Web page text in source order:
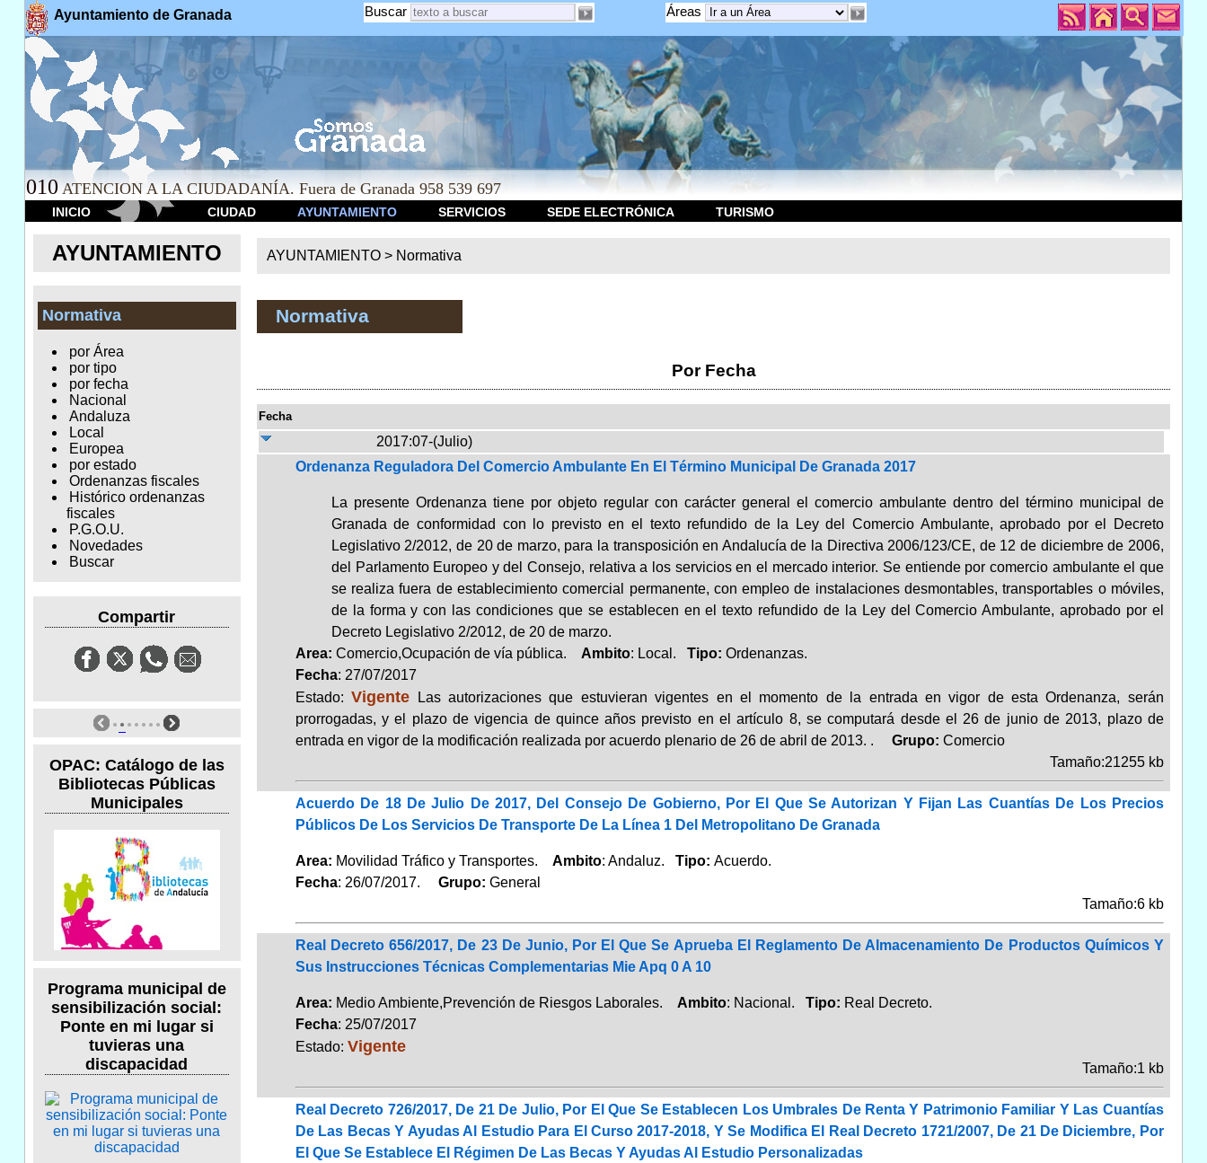
Ayuntamiento de Granada Áreas
Buscar
010 ATENCION A LA CIUDADANÍA. Fuera de Granada 958 539 697
INICIO CIUDAD AYUNTAMIENTO SERVICIOS SEDE ELECTRÓNICA TURISMO
AYUNTAMIENTO
Normativa
por Área
por tipo
por fecha
Nacional
Andaluza
Local
Europea
por estado
Ordenanzas fiscales
Histórico ordenanzas
fiscales
P.G.O.U.
Novedades
Buscar
Compartir
OPAC: Catálogo de las
Bibliotecas Públicas
Municipales
Programa municipal de
sensibilización social:
Ponte en mi lugar si
tuvieras una
discapacidad
AYUNTAMIENTO > Normativa
Normativa
Por Fecha
Fecha
2017:07-(Julio)
Ordenanza Reguladora Del Comercio Ambulante En El Término Municipal De Granada 2017
La presente Ordenanza tiene por objeto regular con carácter general el comercio ambulante dentro del término municipal de
Granada de conformidad con lo previsto en el texto refundido de la Ley del Comercio Ambulante, aprobado por el Decreto
Legislativo 2/2012, de 20 de marzo, para la transposición en Andalucía de la Directiva 2006/123/CE, de 12 de diciembre de 2006,
del Parlamento Europeo y del Consejo, relativa a los servicios en el mercado interior. Se entiende por comercio ambulante el que
se realiza fuera de establecimiento comercial permanente, con empleo de instalaciones desmontables, transportables o móviles,
de la forma y con las condiciones que se establecen en el texto refundido de la Ley del Comercio Ambulante, aprobado por el
Decreto Legislativo 2/2012, de 20 de marzo.
Area: Comercio,Ocupación de vía pública. Ambito: Local. Tipo: Ordenanzas.
Fecha: 27/07/2017
Estado:Vigente Las autorizaciones que estuvieran vigentes en el momento de la entrada en vigor de esta Ordenanza, serán
prorrogadas, y el plazo de vigencia de quince años previsto en el artículo 8, se computará desde el 26 de junio de 2013, plazo de
entrada en vigor de la modificación realizada por acuerdo plenario de 26 de abril de 2013. .
Grupo: Comercio
Tamaño:21255 kb
Acuerdo De 18 De Julio De 2017, Del Consejo De Gobierno, Por El Que Se Autorizan Y Fijan Las Cuantías De Los Precios
Públicos De Los Servicios De Transporte De La Línea 1 Del Metropolitano De Granada
Area: Movilidad Tráfico y Transportes. Ambito: Andaluz. Tipo: Acuerdo.
Fecha: 26/07/2017. Grupo: General
Tamaño:6 kb
Real Decreto 656/2017, De 23 De Junio, Por El Que Se Aprueba El Reglamento De Almacenamiento De Productos Químicos Y
Sus Instrucciones Técnicas Complementarias Mie Apq 0 A 10
Area: Medio Ambiente,Prevención de Riesgos Laborales. Ambito: Nacional. Tipo: Real Decreto.
Fecha: 25/07/2017
Estado: Vigente
Tamaño:1 kb
Real Decreto 726/2017, De 21 De Julio, Por El Que Se Establecen Los Umbrales De Renta Y Patrimonio Familiar Y Las Cuantías
De Las Becas Y Ayudas Al Estudio Para El Curso 2017-2018, Y Se Modifica El Real Decreto 1721/2007, De 21 De Diciembre, Por
El Que Se Establece El Régimen De Las Becas Y Ayudas Al Estudio Personalizadas